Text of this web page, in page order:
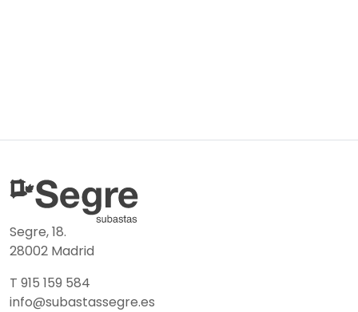
Segre, 18.
28002 Madrid
T 915 159 584
info@subastassegre.es